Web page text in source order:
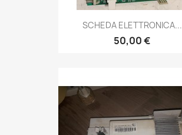
SCHEDA ELETTRONICA...
50,00 €